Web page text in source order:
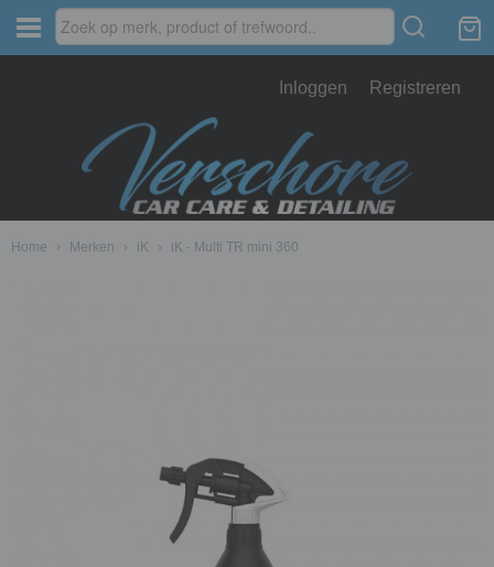
Inloggen Registreren
Home › Merken › iK › iK - Multi TR mini 360